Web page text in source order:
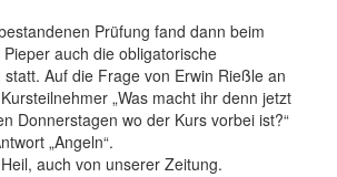
Prüfung fand dann beim
auch die obligatorische
Auf die Frage von Erwin Rießle an
„Was macht ihr denn jetzt
Donnerstagen wo der Kurs vorbei ist?“
„Angeln“.
auch von unserer Zeitung.